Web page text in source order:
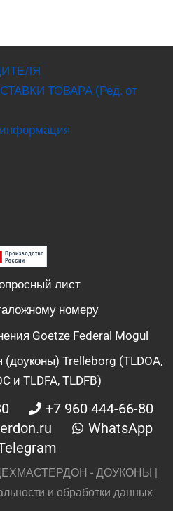
ТОВАРА (Ред. от
информация
лист
номеру
Goetze Federal Mogul
Trelleborg (TLDOA,
и TLDFA, TLDFB)
+7 960 444-66-80
WhatsApp
ЦЕХМАСТЕРДОН - ДОУКОНЫ |
и обработки данных